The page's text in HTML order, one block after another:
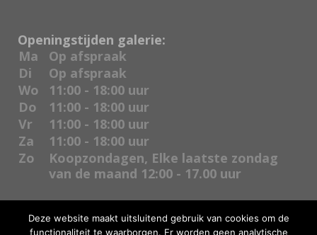
Openingstijden galerie:
Ma
Op afspraak
Di
Op afspraak
Wo
11:00 - 18:00 uur
Do
11:00 - 18:00 uur
Vr
11:00 - 18:00 uur
Za
11:00 - 18:00 uur
Zo
Koopzondagen, Elke laatste zondag
van de maand 12:00 - 17.00 uur
Deze website maakt uitsluitend gebruik van cookies om de
functionaliteit te waarborgen. Er worden geen analytische